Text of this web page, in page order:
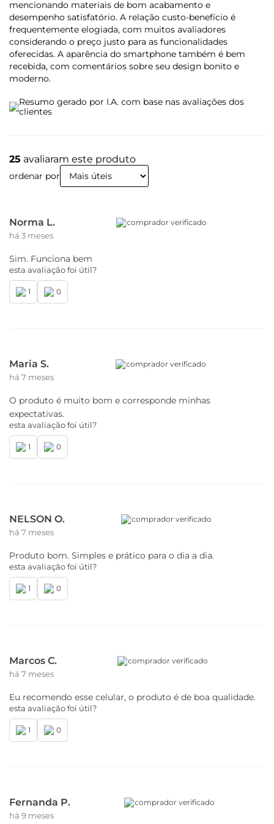
Rádio FM: Sim
NFC: Não
Cartão SIM: Nano SIM (4FF) Dual Chip + SD Card
mencionando materiais de bom acabamento e
desempenho satisfatório. A relação custo-benefício é
frequentemente elogiada, com muitos avaliadores
considerando o preço justo para as funcionalidades
oferecidas. A aparência do smartphone também é bem
recebida, com comentários sobre seu design bonito e
moderno.
Resumo gerado por I.A. com base nas avaliações dos
clientes
25 avaliaram este produto
ordenar por
Norma L.
há 3 meses
comprador verificado
Sim. Funciona bem
esta avaliação foi útil?
1 0
Maria S.
há 7 meses
comprador verificado
O produto é muito bom e corresponde minhas
expectativas.
esta avaliação foi útil?
1 0
NELSON O.
há 7 meses
comprador verificado
Produto bom. Simples e prático para o dia a dia.
esta avaliação foi útil?
1 0
Marcos C.
há 7 meses
comprador verificado
Eu recomendo esse celular, o produto é de boa qualidade.
esta avaliação foi útil?
1 0
Fernanda P.
há 9 meses
comprador verificado